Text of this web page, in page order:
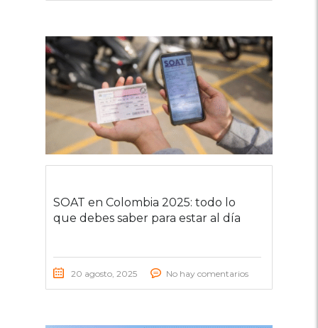
SOAT en Colombia 2025: todo lo
que debes saber para estar al día
20 agosto, 2025 No hay comentarios